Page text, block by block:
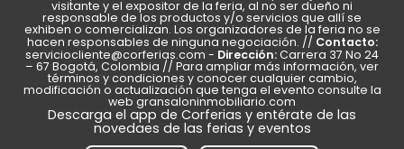
visitante y el expositor de la feria, al no ser dueño ni
responsable de los productos y/o servicios que allí se
exhiben o comercializan. Los organizadores de la feria no se
hacen responsables de ninguna negociación. // Contacto:
serviciocliente@corferias.com - Dirección:Carrera 37 No 24
– 67 Bogotá, Colombia // Para ampliar más información, ver
términos y condiciones y conocer cualquier cambio,
modificación o actualización que tenga el evento consulte la
web gransaloninmobiliario.com
Descarga el app de Corferias y entérate de las
novedaes de las ferias y eventos